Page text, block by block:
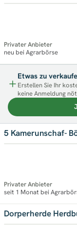
Privater Anbieter
neu bei Agrarbörse
Etwas zu
Erstellen Sie Ihr
keine Anmeldung
5 Kamerunschaf-
Privater Anbieter
seit 1 Monat bei
Dorperherde